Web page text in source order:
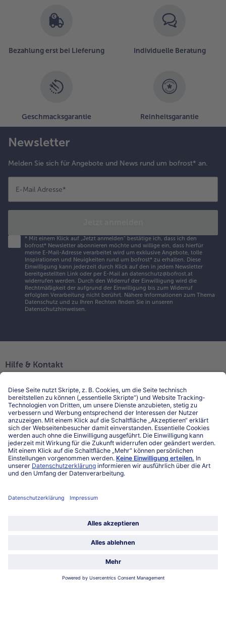
Bezahlung erst bei Lieferung Individuelle Beratung
Geschmacksgarantie Reinheitsgarantie
Newsletter
Melden Sie sich für Angebote und News rund um bofrost* an.
E-Mail Adresse*
* Mit einem Klick auf „Jetzt anmelden" bestätige ich, dass ich den
bofrost* Newsletter abonnieren möchte und willige ein, dass hierfür
meine E-Mail-Adresse verarbeitet wird um exklusive Angebote, tolle
Inspirationen und Neuigkeiten rund um bofrost* zu erhalten. Diese
Einwilligung kann jederzeit durch Klick auf den in jedem Newsletter
bereitgestellten Link oder per E-Mail an datenschutz@bofrost.at
widerrufen werden. Durch den Widerruf der Einwilligung wird die
Rechtmäßigkeit der aufgrund der Einwilligung bis zum Widerruf
erfolgten Verarbeitung nicht berührt. Nähere Informationen zum Thema
Datenschutz und zu Ihren Rechten finden Sie in unseren
Datenschutzhinweisen.
Hilfe & Kontakt
Kontakt
FAQ
Service
Unternehmen